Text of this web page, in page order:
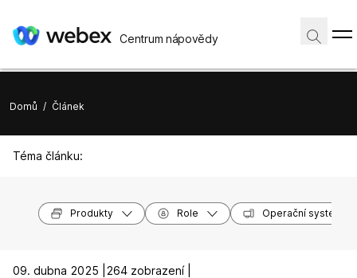
Centrum nápovědy
Domů / Článek
Téma článku:
Produkty Role Operační systémy
09. dubna 2025 |
264 zobrazení |